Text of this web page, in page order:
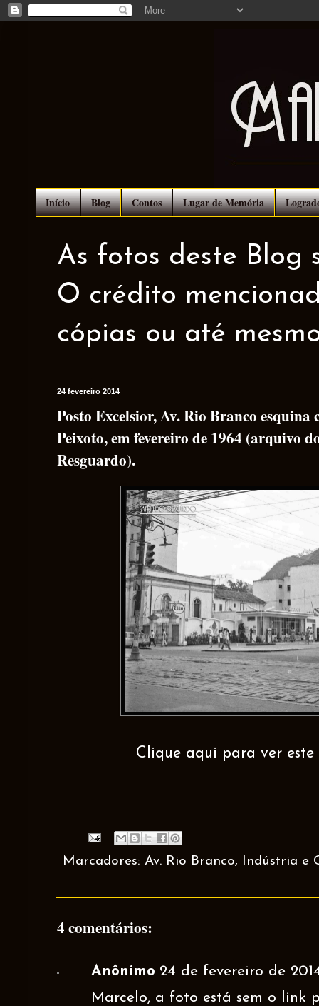
Início Blog Contos Lugar de Memória
As fotos deste Blog
O crédito
cópias ou até
24 fevereiro 2014
Posto Excelsior, Av. Rio Branco
Peixoto, em fevereiro de 1964 (arquivo
Resguardo).
Clique aqui para ver
Marcadores: Av. Rio Branco, Indústria e
4 comentários:
Anônimo 24 de fevereiro de
Marcelo, a foto está sem o link